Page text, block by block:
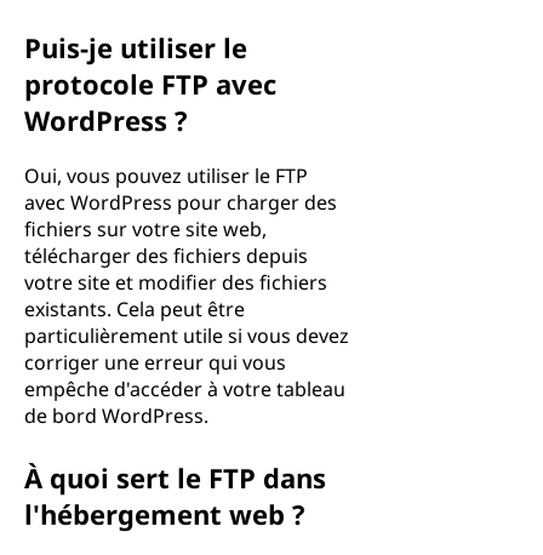
Puis-je utiliser le
protocole FTP avec
WordPress ?
Oui, vous pouvez utiliser le FTP
avec WordPress pour charger des
fichiers sur votre site web,
télécharger des fichiers depuis
votre site et modifier des fichiers
existants. Cela peut être
particulièrement utile si vous devez
corriger une erreur qui vous
empêche d'accéder à votre tableau
de bord WordPress.
À quoi sert le FTP dans
l'hébergement web ?